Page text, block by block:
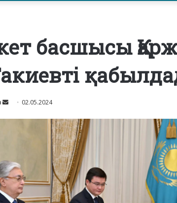
басшысы
Send 02.05.2024